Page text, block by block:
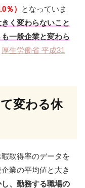
％）
となっていま
く変わらないこと
一般企業と変わら
厚生労働省 平成31
変わる休
取得率のデータを
業の平均値と大き
し、勤務する職場の